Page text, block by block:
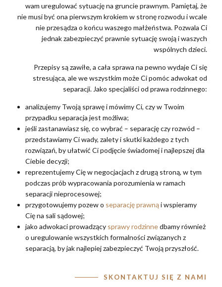
wam uregulować sytuację na gruncie prawnym. Pamiętaj, że
nie musi być ona pierwszym krokiem w stronę rozwodu i wcale
nie przesądza o końcu waszego małżeństwa. Pozwala Ci
jednak zabezpieczyć prawnie sytuację swoją i waszych
wspólnych dzieci.
Przepisy są zawiłe, a cała sprawa na pewno wydaje Ci się
stresująca, ale we wszystkim może Ci pomóc adwokat od
separacji. Jako specjaliści od prawa rodzinnego:
analizujemy Twoją sprawę i mówimy Ci, czy w Twoim
przypadku separacja jest możliwa;
jeśli zastanawiasz się, co wybrać – separację czy rozwód –
przedstawiamy Ci wady, zalety i skutki każdego z tych
rozwiązań, by ułatwić Ci podjęcie świadomej i najlepszej dla
Ciebie decyzji;
reprezentujemy Cię w negocjacjach z drugą stroną, w tym
podczas prób wypracowania porozumienia w ramach
separacji nieprocesowej;
przygotowujemy pozew o separację prawnąi wspieramy
Cię na sali sądowej;
jako adwokaci prowadzący sprawy rodzinnedbamy również
o uregulowanie wszystkich formalności związanych z
separacją, by jak najlepiej zabezpieczyć Twoją przyszłość.
SKONTAKTUJ SIĘ Z NAMI